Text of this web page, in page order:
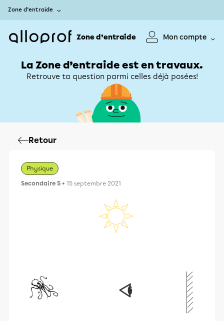
Zone d’entraide
Zone d’entraide Mon compte
La Zone d’entraide est en travaux.
Retrouve ta question parmi celles déjà posées!
Retour
Physique
Secondaire 5 • 15 septembre 2021